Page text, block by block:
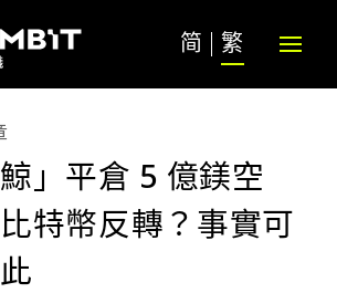
简 繁
鯨」平倉 5 億鎂空
特幣反轉？事實可